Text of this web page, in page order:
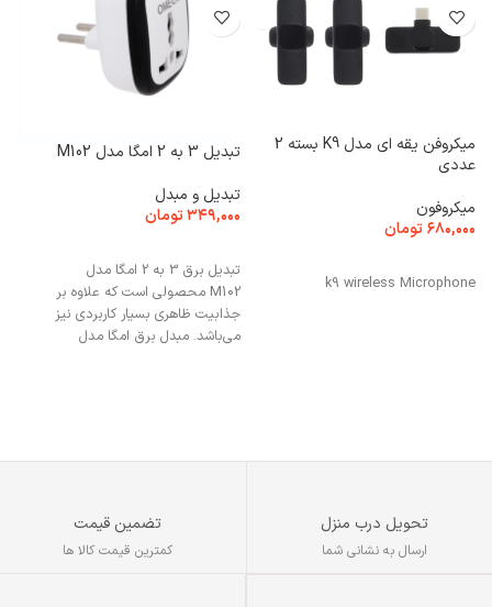
میکروفن یقه ای مدل K9 بسته 2
عددی
میکروفون
۶۸۰,۰۰۰تومان
k9 wireless Microphone
تبدیل 3 به 2 امگا مدل M102
تبدیل و مبدل
۳۴۹,۰۰۰تومان
تبدیل برق 3 به 2 امگا مدل
M102 محصولی است که علاوه بر
جذابیت ظاهری بسیار کاربردی نیز
می‌باشد. مبدل برق امگا مدل
تحویل درب منزل
ارسال به نشانی شما
تضمین قیمت
کمترین قیمت کالا ها